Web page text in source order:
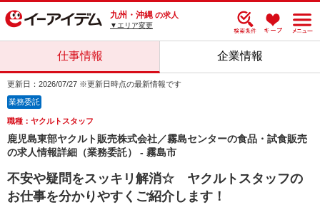
九州・沖縄 の求人
▼エリア変更
仕事情報 企業情報
更新日：2026/07/27 ※更新日時点の最新情報です
業務委託
職種：ヤクルトスタッフ
鹿児島東部ヤクルト販売株式会社／霧島センターの食品・試食販売
の求人情報詳細（業務委託） - 霧島市
不安や疑問をスッキリ解消☆ ヤクルトスタッフの
お仕事を分かりやすくご紹介します！